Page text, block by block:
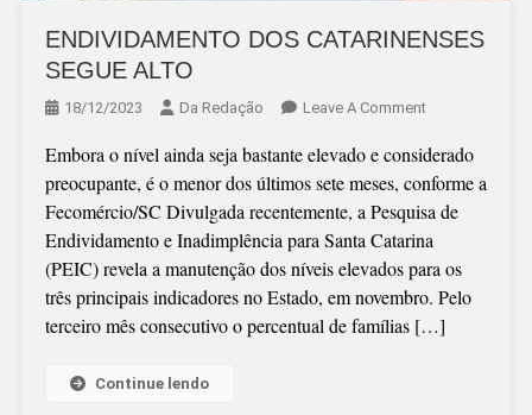
ENDIVIDAMENTO DOS CATARINENSES
SEGUE ALTO
18/12/2023 Da Redação Leave A CommentOn
DOS
SEGUE
ALTO
Embora o nível ainda seja bastante elevado e considerado
preocupante, é o menor dos últimos sete meses, conforme a
Fecomércio/SC Divulgada recentemente, a Pesquisa de
Endividamento e Inadimplência para Santa Catarina
(PEIC) revela a manutenção dos níveis elevados para os
três principais indicadores no Estado, em novembro. Pelo
terceiro mês consecutivo o percentual de famílias […]
Continue lendo